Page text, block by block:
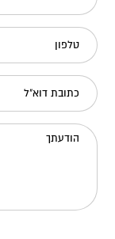
טלפון
כתובת דוא"ל
הודעתך